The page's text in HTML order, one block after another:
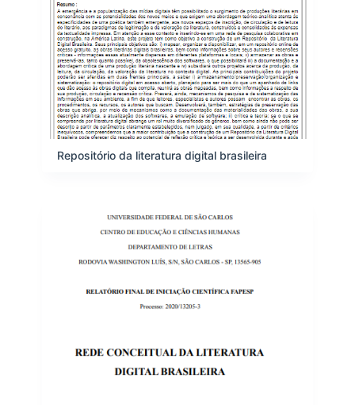
Repositório da literatura digital brasileira